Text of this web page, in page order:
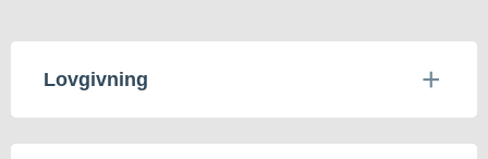
Lovgivning